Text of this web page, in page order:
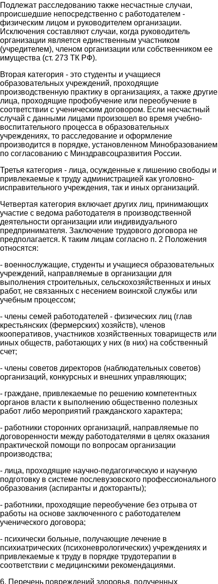
Подлежат расследованию также несчастные случаи,
происшедшие непосредственно с работодателем -
физическим лицом и руководителем организации.
Исключения составляют случаи, когда руководитель
организации является единственным участником
(учредителем), членом организации или собственником ее
имущества (ст. 273 ТК РФ).
Вторая категория - это студенты и учащиеся
образовательных учреждений, проходящие
производственную практику в организациях, а также другие
лица, проходящие профобучение или переобучение в
соответствии с ученическим договором. Если несчастный
случай с данными лицами произошел во время учебно-
воспитательного процесса в образовательных
учреждениях, то расследование и оформление
производится в порядке, установленном Минобразованием
по согласованию с Минздравсоцразвития России.
Третья категория - лица, осужденные к лишению свободы и
привлекаемые к труду администрацией как уголовно-
исправительного учреждения, так и иных организаций.
Четвертая категория включает других лиц, принимающих
участие с ведома работодателя в производственной
деятельности организации или индивидуального
предпринимателя. Заключение трудового договора не
предполагается. К таким лицам согласно п. 2 Положения
относятся:
- военнослужащие, студенты и учащиеся образовательных
учреждений, направляемые в организации для
выполнения строительных, сельскохозяйственных и иных
работ, не связанных с несением воинской службы или
учебным процессом;
- члены семей работодателей - физических лиц (глав
крестьянских (фермерских) хозяйств), членов
кооперативов, участников хозяйственных товариществ или
иных обществ, работающих у них (в них) на собственный
счет;
- члены советов директоров (наблюдательных советов)
организаций, конкурсных и внешних управляющих;
- граждане, привлекаемые по решению компетентных
органов власти к выполнению общественно полезных
работ либо мероприятий гражданского характера;
- работники сторонних организаций, направляемые по
договоренности между работодателями в целях оказания
практической помощи по вопросам организации
производства;
- лица, проходящие научно-педагогическую и научную
подготовку в системе послевузовского профессионального
образования (аспиранты и докторанты);
- работники, проходящие переобучение без отрыва от
работы на основе заключенного с работодателем
ученического договора;
- психически больные, получающие лечение в
психиатрических (психоневрологических) учреждениях и
привлекаемые к труду в порядке трудотерапии в
соответствии с медицинскими рекомендациями.
6. Перечень повреждений здоровья, полученных